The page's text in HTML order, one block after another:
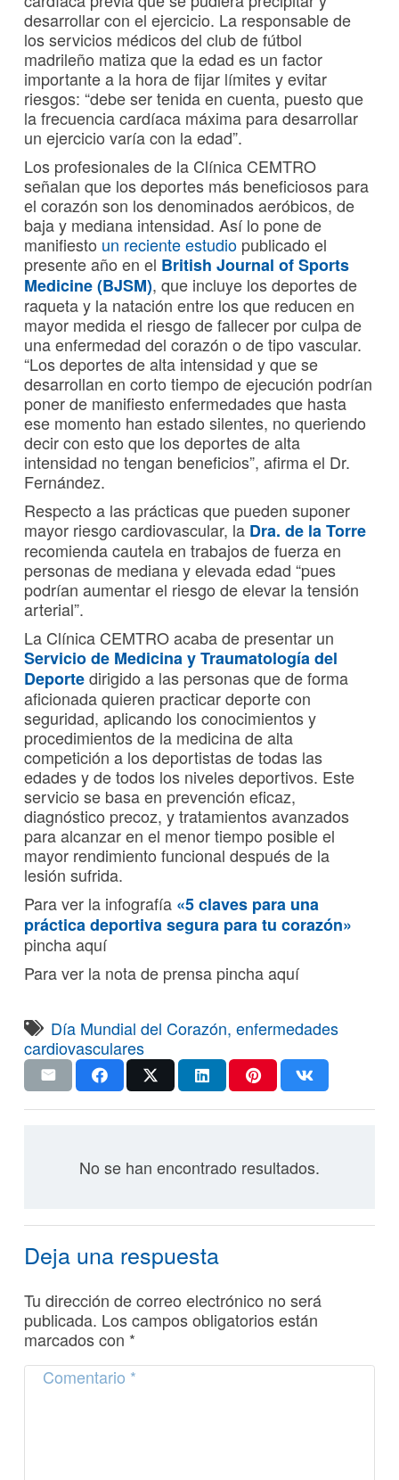
desarrollar con el ejercicio. La responsable de
los servicios médicos del club de fútbol
madrileño matiza que la edad es un factor
importante a la hora de fijar límites y evitar
riesgos: “debe ser tenida en cuenta, puesto que
la frecuencia cardíaca máxima para desarrollar
un ejercicio varía con la edad”.
Los profesionales de la Clínica CEMTRO
señalan que los deportes más beneficiosos para
el corazón son los denominados aeróbicos, de
baja y mediana intensidad. Así lo pone de
manifiesto un reciente estudio publicado el
presente año en el British Journal of Sports
Medicine (BJSM), que incluye los deportes de
raqueta y la natación entre los que reducen en
mayor medida el riesgo de fallecer por culpa de
una enfermedad del corazón o de tipo vascular.
“Los deportes de alta intensidad y que se
desarrollan en corto tiempo de ejecución podrían
poner de manifiesto enfermedades que hasta
ese momento han estado silentes, no queriendo
decir con esto que los deportes de alta
intensidad no tengan beneficios”, afirma el Dr.
Fernández.
Respecto a las prácticas que pueden suponer
mayor riesgo cardiovascular, la Dra. de la Torre
recomienda cautela en trabajos de fuerza en
personas de mediana y elevada edad “pues
podrían aumentar el riesgo de elevar la tensión
arterial”.
La Clínica CEMTRO acaba de presentar un
Servicio de Medicina y Traumatología del
Deportedirigido a las personas que de forma
aficionada quieren practicar deporte con
seguridad, aplicando los conocimientos y
procedimientos de la medicina de alta
competición a los deportistas de todas las
edades y de todos los niveles deportivos. Este
servicio se basa en prevención eficaz,
diagnóstico precoz, y tratamientos avanzados
para alcanzar en el menor tiempo posible el
mayor rendimiento funcional después de la
lesión sufrida.
Para ver la infografía «5 claves para una
práctica deportiva segura para tu corazón»
pincha aquí
Para ver la nota de prensa pincha aquí
Día Mundial del Corazón,enfermedades
cardiovasculares
No se han encontrado resultados.
Deja una respuesta
Tu dirección de correo electrónico no será
publicada. Los campos obligatorios están
marcados con *